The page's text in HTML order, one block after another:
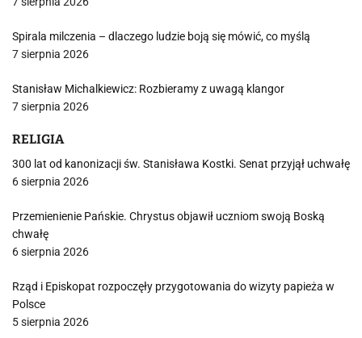
Spirala milczenia – dlaczego ludzie boją się mówić, co myślą
7 sierpnia 2026
Stanisław Michalkiewicz: Rozbieramy z uwagą klangor
7 sierpnia 2026
RELIGIA
300 lat od kanonizacji św. Stanisława Kostki. Senat przyjął uchwałę
6 sierpnia 2026
Przemienienie Pańskie. Chrystus objawił uczniom swoją Boską
chwałę
6 sierpnia 2026
Rząd i Episkopat rozpoczęły przygotowania do wizyty papieża w
Polsce
5 sierpnia 2026